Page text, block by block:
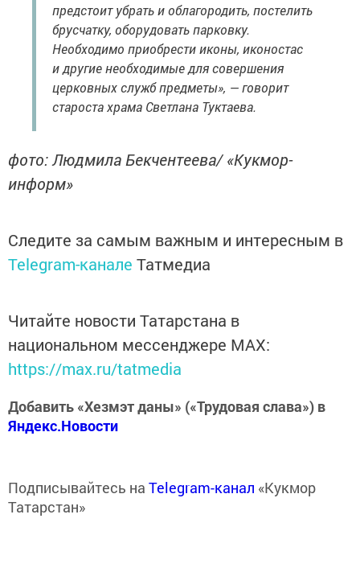
предстоит убрать и облагородить, постелить
брусчатку, оборудовать парковку.
Необходимо приобрести иконы, иконостас
и другие необходимые для совершения
церковных служб предметы», — говорит
староста храма Светлана Туктаева.
фото: Людмила Бекчентеева/ «Кукмор-
информ»
Следите за самым важным и интересным в
Telegram-канале Татмедиа
Читайте новости Татарстана в
национальном мессенджере MАХ:
https://max.ru/tatmedia
Добавить «Хезмэт даны» («Трудовая слава») в
Яндекс.Новости
Подписывайтесь на Telegram-канал «Кукмор
Татарстан»